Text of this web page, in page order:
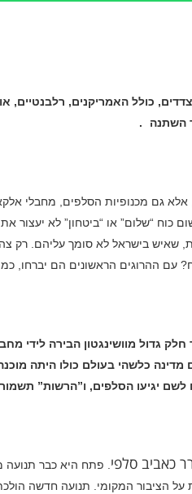
כולל האמריקנים,
השתנה
.
גם מכנופיות הסלפים, מחבלי
כוח “שלום” או “ביטחון” לא
שאיש בישראל לא סומך עליהם רק
עם ההרוגים הראשונים הם יברחו,
גדול מוושינגטון הבירה לידי
כלשהי בעולם כולו היתה
יגיעו הסלפים, ו”הרשות” תשמור
כאביב סלפי פתח היא כבר תנועה
הציבור המקומי. תנועה חדשה